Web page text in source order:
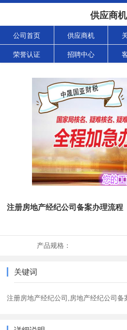
供应商机
公司首页 供应商机
荣誉认证 招聘中心
注册房地产经纪公司备案办理流程
产品规格：
关键词
注册房地产经纪公司,房地产经纪公司备